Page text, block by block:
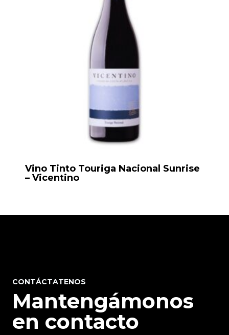
Vino Tinto Touriga Nacional Sunrise
– Vicentino
CONTÁCTATENOS
Mantengámonos
en contacto